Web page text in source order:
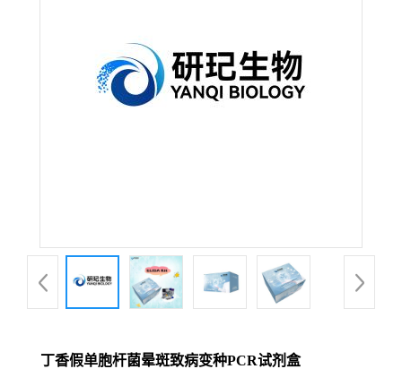
丁香假单胞杆菌晕斑致病变种PCR试剂盒